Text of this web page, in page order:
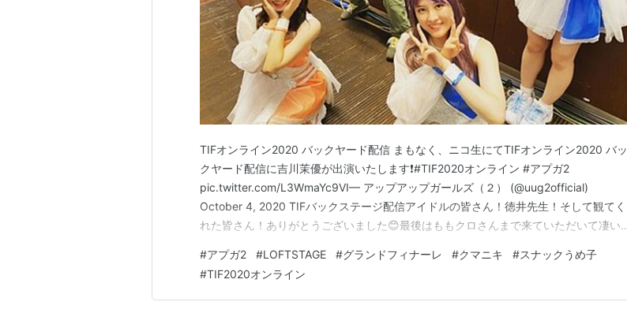
TIFオンライン2020 バックヤード配信 まもなく、ニコ生にてTIFオンライン2020 バッ
クヤード配信に吉川茉優が出演いたします❗️#TIF2020オンライン #アプガ2
pic.twitter.com/L3WmaYc9VI— アップアップガールズ（２） (@uug2official)
October 4, 2020 TIFバックステージ配信アイドルの皆さん！徳井先生！そして観てく
れた皆さん！ありがとうございました😊最後はももクロさんまで来ていただいて凄い
ガ2 #TIFオンライン2020 pic.twitt…
#アプガ2 #LOFTSTAGE #グランドフィナーレ #クマニキ #スナックうめ子
#TIF2020オンライン